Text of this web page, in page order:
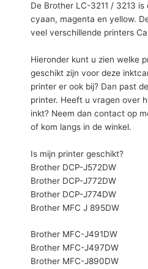
De Brother LC-3211 / 3213
cyaan, magenta en yellow.
veel verschillende printers
Hieronder kunt u zien welke
geschikt zijn voor deze
printer er ook bij? Dan past
printer. Heeft u vragen over
inkt? Neem dan contact op
of kom langs in de winkel.
Is mijn printer geschikt?
Brother DCP-J572DW
Brother DCP-J772DW
Brother DCP-J774DW
Brother MFC J 895DW
Brother MFC-J491DW
Brother MFC-J497DW
Brother MFC-J890DW